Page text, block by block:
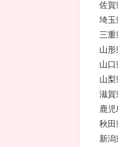
佐賀
埼玉
三重
山形
山口
山梨
滋賀
鹿
秋田
新潟